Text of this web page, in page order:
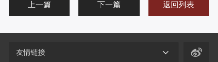
上一篇 下一篇 返回列表
友情链接